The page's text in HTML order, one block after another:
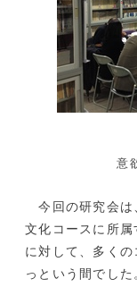
意
今回の研究会は
文化コースに所属
に対して、多くの
っという間でし